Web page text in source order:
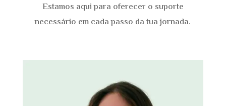
Estamos aqui para oferecer o suporte
necessário em cada passo da tua jornada.